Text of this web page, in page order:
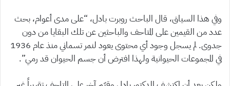
وفي هذا السياق، قال الباحث روبرت بادل، “على مدى أعوام، بحث
عدد من القيمين على المتاحف والباحثين عن تلك البقايا من دون
جدوى. لم يسجل وجود أي محتوى يعود لنمر تسماني منذ عام 1936
في المجموعات الحيوانية ولهذا افترض أن جسم الحيوان قد رمي”.